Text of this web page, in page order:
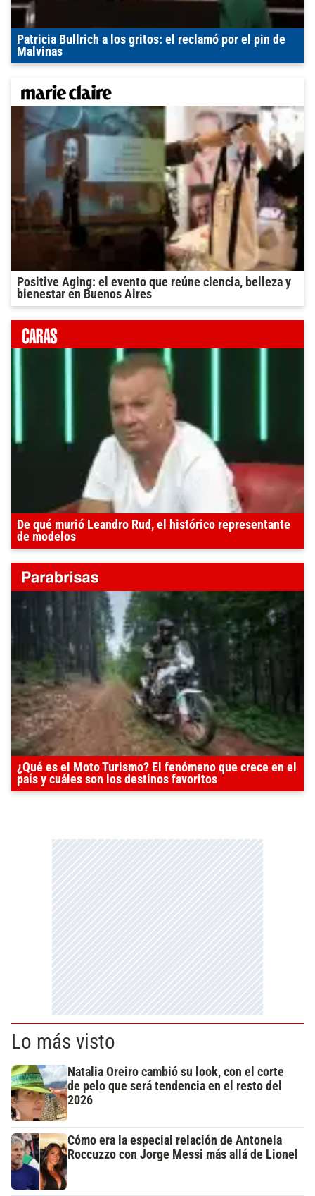
Patricia Bullrich a los gritos: el reclamó por el pin de
Malvinas
Positive Aging: el evento que reúne ciencia, belleza y
bienestar en Buenos Aires
De qué murió Leandro Rud, el histórico representante
de modelos
¿Qué es el Moto Turismo? El fenómeno que crece en el
país y cuáles son los destinos favoritos
Lo más visto
Natalia Oreiro cambió su look, con el corte
de pelo que será tendencia en el resto del
2026
Cómo era la especial relación de Antonela
Roccuzzo con Jorge Messi más allá de Lionel